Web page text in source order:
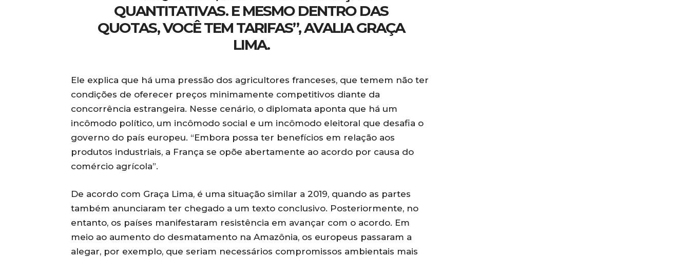
QUANTITATIVAS. E MESMO DENTRO DAS
QUOTAS, VOCÊ TEM TARIFAS”, AVALIA GRAÇA
LIMA.
Ele explica que há uma pressão dos agricultores franceses, que temem não ter
condições de oferecer preços minimamente competitivos diante da
concorrência estrangeira. Nesse cenário, o diplomata aponta que há um
incômodo político, um incômodo social e um incômodo eleitoral que desafia o
governo do país europeu. “Embora possa ter benefícios em relação aos
produtos industriais, a França se opõe abertamente ao acordo por causa do
comércio agrícola”.
De acordo com Graça Lima, é uma situação similar a 2019, quando as partes
também anunciaram ter chegado a um texto conclusivo. Posteriormente, no
entanto, os países manifestaram resistência em avançar com o acordo. Em
meio ao aumento do desmatamento na Amazônia, os europeus passaram a
alegar, por exemplo, que seriam necessários compromissos ambientais mais